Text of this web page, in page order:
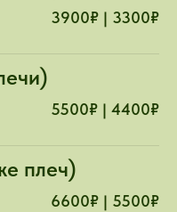
3900₽ | 3300₽
5500₽ | 4400₽
плеч)
6600₽ | 5500₽